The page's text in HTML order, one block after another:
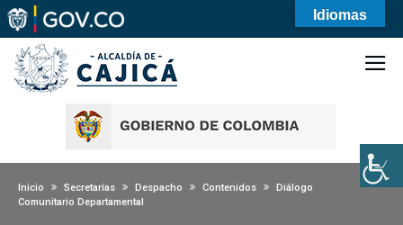
Inicio Secretarías Despacho Contenidos
Diálogo
Comunitario Departamental
Idiomas